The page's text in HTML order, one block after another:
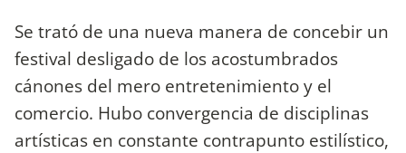
Se trató de una nueva manera de concebir un
festival desligado de los acostumbrados
cánones del mero entretenimiento y el
comercio. Hubo convergencia de disciplinas
artísticas en constante contrapunto estilístico,